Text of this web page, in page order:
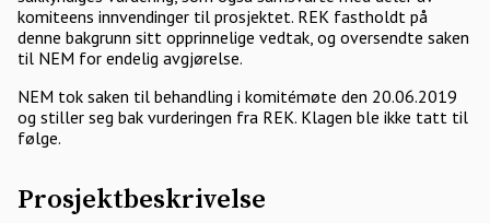
komiteens innvendinger til prosjektet. REK fastholdt på
denne bakgrunn sitt opprinnelige vedtak, og oversendte saken
til NEM for endelig avgjørelse.
NEM tok saken til behandling i komitémøte den 20.06.2019
og stiller seg bak vurderingen fra REK. Klagen ble ikke tatt til
følge.
Prosjektbeskrivelse